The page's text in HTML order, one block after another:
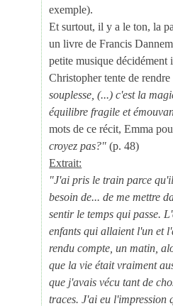
exemple).
Et surtout, il y a le ton, la
un livre de Francis
petite musique décidément
Christopher tente de rendre
souplesse, (...) c'est la
équilibre fragile et
mots de ce récit, Emma
croyez pas?"(p. 48)
Extrait:
"J'ai pris le train parce
besoin de... de me mettre
sentir le temps qui passe.
enfants qui allaient l'un et
rendu compte, un matin,
que la vie était vraiment
que j'avais vécu tant de
traces. J'ai eu l'impression